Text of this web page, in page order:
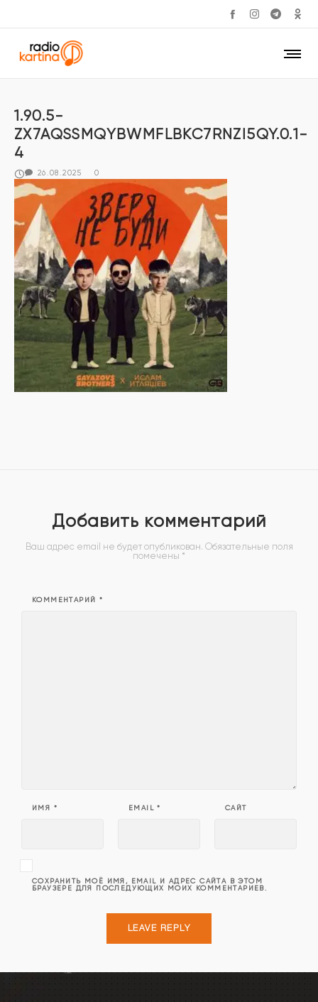
1.90.5-
ZX7AQSSMQYBWMFLBKC7RNZI5QY.0.1-
4
26.08.2025 0
Добавить комментарий
Ваш адрес email не будет опубликован. Обязательные поля
помечены *
КОММЕНТАРИЙ *
ИМЯ * EMAIL* САЙТ
СОХРАНИТЬ МОЁ ИМЯ, EMAIL И АДРЕС САЙТА В ЭТОМ
БРАУЗЕРЕ ДЛЯ ПОСЛЕДУЮЩИХ МОИХ КОММЕНТАРИЕВ.